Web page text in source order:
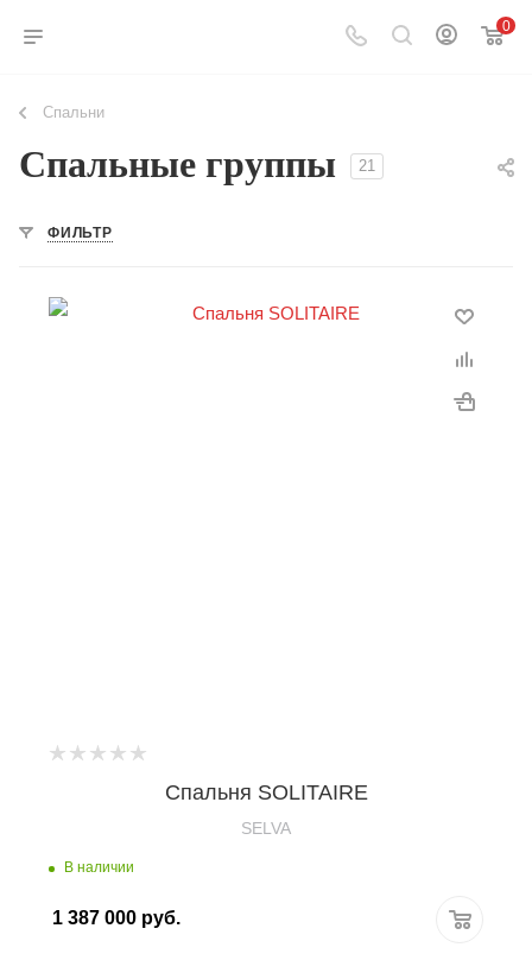
0
Спальни
Спальные группы 21
ФИЛЬТР
Спальня SOLITAIRE
SELVA
В наличии
1 387 000 руб.